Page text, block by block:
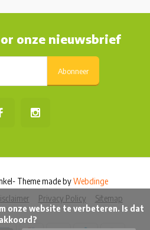
onze nieuwsbrief
Abonneer
Privacy Policy Sitemap
- Theme made byWebdinge
akkoord?